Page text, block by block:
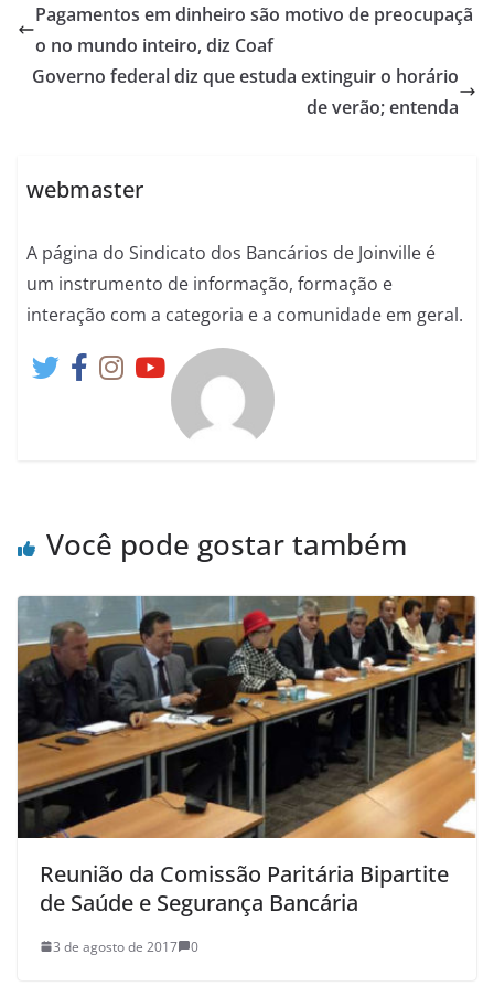
Pagamentos em dinheiro são motivo de preocupaçã
o no mundo inteiro, diz Coaf
Governo federal diz que estuda extinguir o horário
de verão; entenda
webmaster
A página do Sindicato dos Bancários de Joinville é
um instrumento de informação, formação e
interação com a categoria e a comunidade em geral.
Você pode gostar também
Reunião da Comissão Paritária Bipartite
de Saúde e Segurança Bancária
3 de agosto de 2017 0